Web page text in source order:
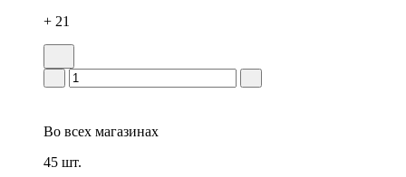
+ 21
Во всех магазинах
45 шт.